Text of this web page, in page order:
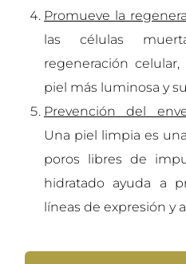
Promueve la
las células
regeneración
piel más luminosa y
Prevención del
Una piel limpia es
poros libres de
hidratado ayuda a
líneas de expresión y